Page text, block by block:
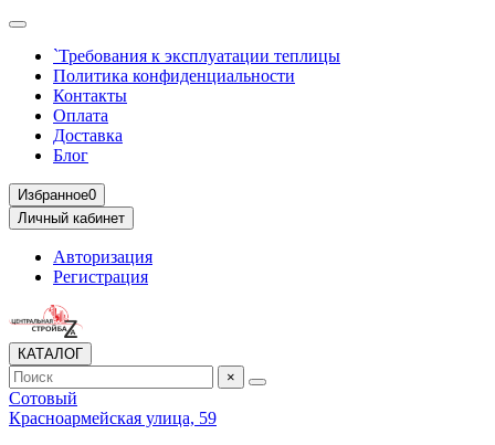
`Требования к эксплуатации теплицы
Политика конфиденциальности
Контакты
Оплата
Доставка
Блог
Избранное0
Личный кабинет
Авторизация
Регистрация
КАТАЛОГ
×
Сотовый
Красноармейская улица, 59